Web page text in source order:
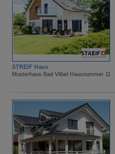
STREIF Haus
Musterhaus Bad Vilbel Hausnummer 11